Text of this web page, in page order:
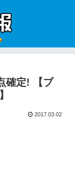
確定! 【ブ
2017.03.02